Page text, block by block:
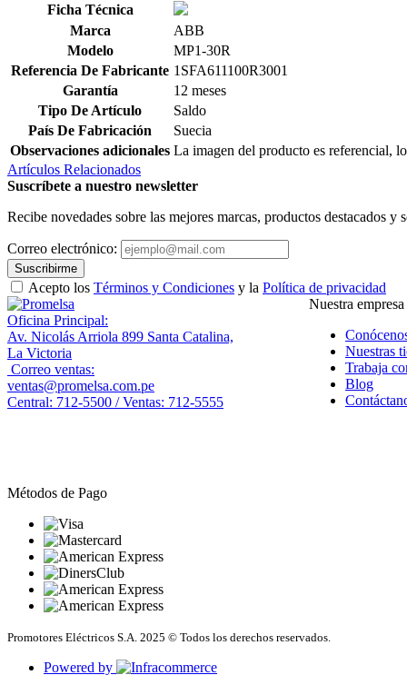
Ficha Técnica
Marca
ABB
Modelo
MP1-30R
Referencia De Fabricante 1SFA611100R3001
Garantía
12 meses
Tipo De Artículo
Saldo
País De Fabricación
Suecia
Observaciones adicionales La imagen del producto es referencial,
Artículos Relacionados
Suscríbete a nuestro newsletter
Recibe novedades sobre las mejores marcas, productos destacados y
Correo electrónico:
Suscribirme
Acepto los Términos y Condiciones y la Política de privacidad
Oficina Principal:
Av. Nicolás Arriola 899 Santa Catalina,
La Victoria
Correo ventas:
ventas@promelsa.com.pe
Central: 712-5500 / Ventas: 712-5555
Nuestra empresa
Nuestras
Trabaja
Blog
Métodos de Pago
Promotores Eléctricos S.A. 2025 © Todos los derechos reservados.
Powered by